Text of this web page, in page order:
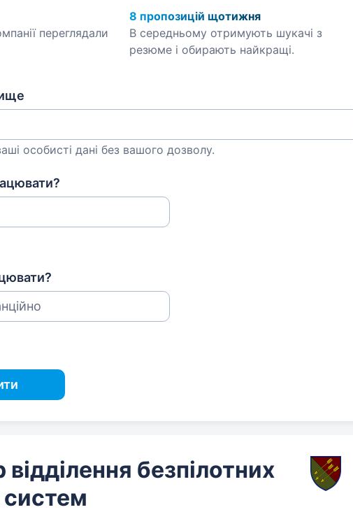
переглядали
8 пропозицій щотижня
В середньому отримують шукачі з
резюме і обирають найкращі.
особисті дані без вашого дозволу.
безпілотних